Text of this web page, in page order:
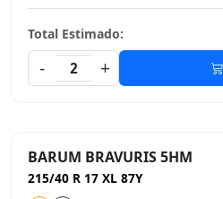
Total Estimado:
-
2 +
BARUM BRAVURIS 5HM
215/40 R 17 XL 87Y